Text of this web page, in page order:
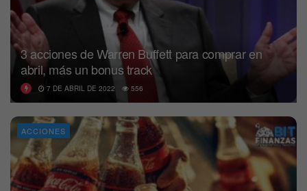
3 acciones de Warren Buffett para comprar en
abril, más un bonus track
7 DE ABRIL DE 2022 556
ACCIONES